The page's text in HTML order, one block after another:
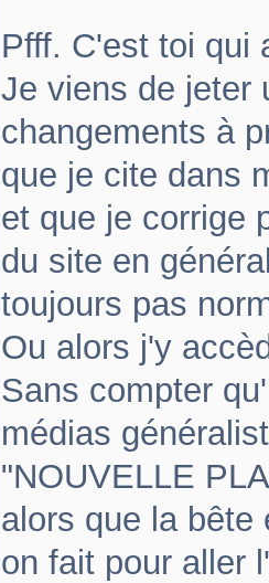
Pfff. C'est toi qui
Je viens de
changements à
que je cite dans
et que je corrige
du site en
toujours pas
Ou alors j'y
Sans compter
médias
"NOUVELLE
alors que la bête
on fait pour aller